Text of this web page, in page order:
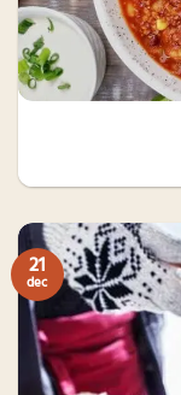
21
dec